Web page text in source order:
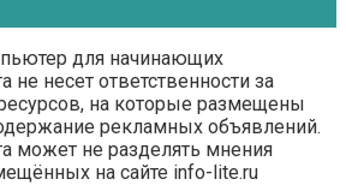
для начинающих
не несет ответственности за
на которые размещены
рекламных объявлений.
может не разделять мнения
на сайте info-lite.ru